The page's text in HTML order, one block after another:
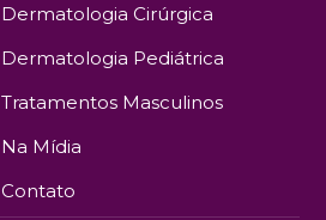
Dermatologia Cirúrgica
Dermatologia Pediátrica
Tratamentos Masculinos
Na Mídia
Contato